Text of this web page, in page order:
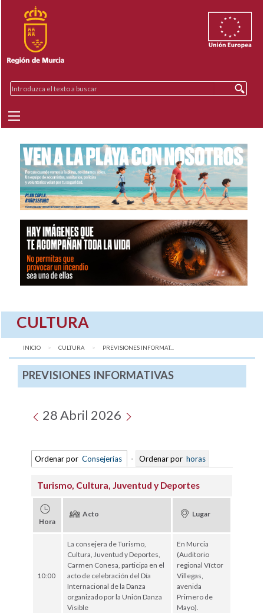
CULTURA
INICIO CULTURA AQUÍ:
PREVISIONES INFORMAT...
PREVISIONES INFORMATIVAS
28 Abril 2026
Ordenar por Consejerías - Ordenar por horas
Turismo, Cultura, Juventud y Deportes
Hora
Acto Lugar
10:00
La consejera de Turismo,
Cultura, Juventud y Deportes,
Carmen Conesa, participa en el
acto de celebración del Día
Internacional de la Danza
organizado por la Unión Danza
Visible
En Murcia
(Auditorio
regional Víctor
Villegas,
avenida
Primero de
Mayo).